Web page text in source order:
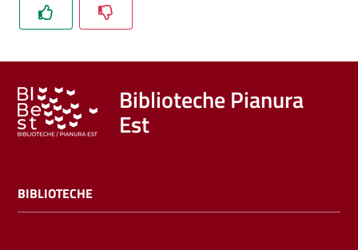
libri
film
Calendario
Biblioteche Pianura
Est
BIBLIOTECHE